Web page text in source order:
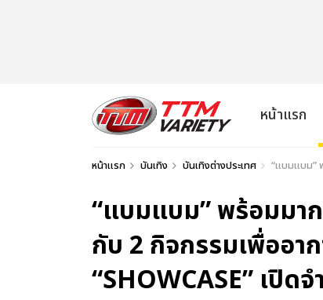
หน้าแรก
หน้าแรก บันเทิง บันเทิงต่างประเทศ “แบมแบม”
“แบมแบม” พร้อมม
กับ 2 กิจกรรมเพื่ออาก
“SHOWCASE” เปิด